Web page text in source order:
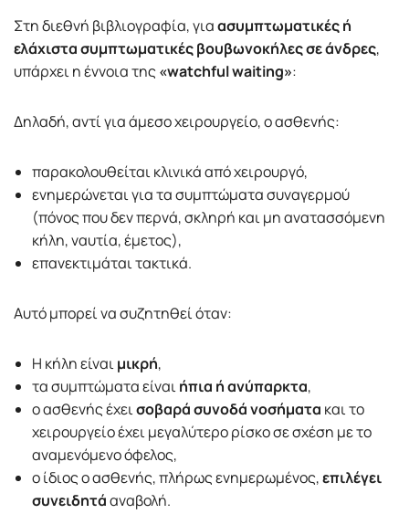
Στη διεθνή βιβλιογραφία, γιαασυμπτωματικές ή
ελάχιστα συμπτωματικές βουβωνοκήλες σε άνδρες,
υπάρχει η έννοια της«watchful waiting»:
Δηλαδή, αντί για άμεσο χειρουργείο, ο ασθενής:
παρακολουθείται κλινικά από χειρουργό,
ενημερώνεται για τα συμπτώματα συναγερμού
(πόνος που δεν περνά, σκληρή και μη ανατασσόμενη
κήλη, ναυτία, έμετος),
επανεκτιμάται τακτικά.
Αυτό μπορεί να συζητηθεί όταν:
Η κήλη είναιμικρή,
τα συμπτώματα είναιήπια ή ανύπαρκτα,
ο ασθενής έχεισοβαρά συνοδά νοσήματα και το
χειρουργείο έχει μεγαλύτερο ρίσκο σε σχέση με το
αναμενόμενο όφελος,
ο ίδιος ο ασθενής, πλήρως ενημερωμένος,επιλέγει
συνειδητάαναβολή.